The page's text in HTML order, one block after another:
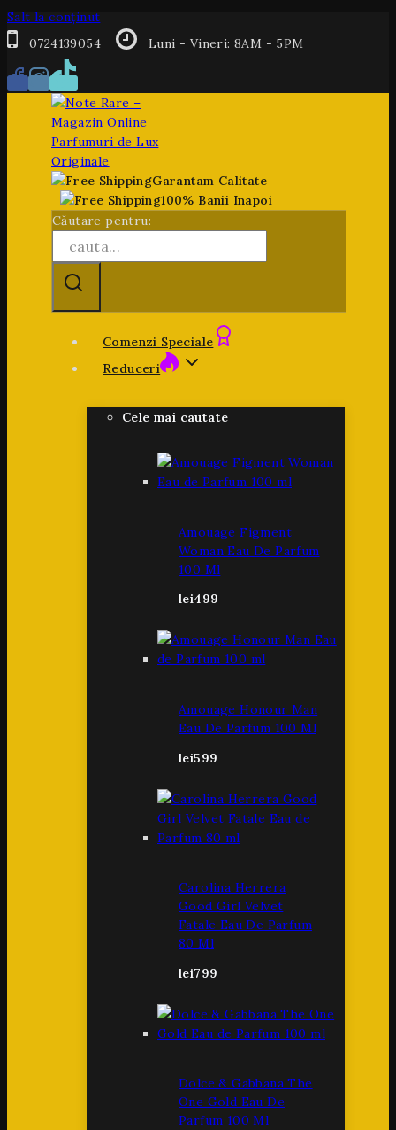
Salt la conținut
0724139054
Luni - Vineri: 8AM - 5PM
Garantam Calitate
100% Banii Inapoi
Căutare pentru:
Comenzi Speciale
Reduceri
Cele mai cautate
Amouage Figment
Woman Eau De Parfum
100 Ml
lei499
Amouage Honour Man
Eau De Parfum 100 Ml
lei599
Carolina Herrera
Good Girl Velvet
Fatale Eau De Parfum
80 Ml
lei799
Dolce & Gabbana The
One Gold Eau De
Parfum 100 Ml